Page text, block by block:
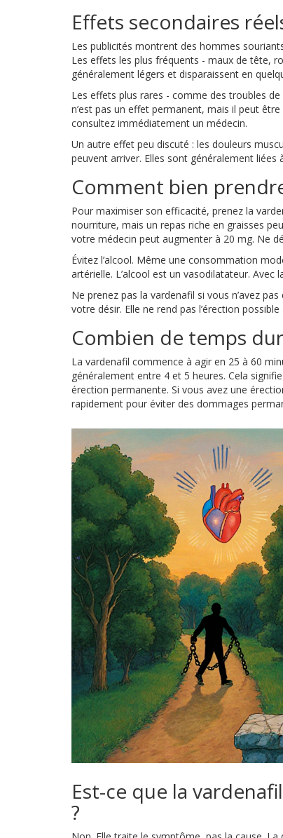
Effets secondaires
Les publicités montrent des hommes
Les effets les plus fréquents - maux de tête,
généralement légers et disparaissent en
Les effets plus rares - comme des troubles
n’est pas un effet permanent, mais il peut
consultez immédiatement un médecin.
Un autre effet peu discuté : les douleurs
peuvent arriver. Elles sont généralement liées
Comment bien
Pour maximiser son efficacité, prenez la
nourriture, mais un repas riche en graisses
votre médecin peut augmenter à 20 mg. Ne
Évitez l’alcool. Même une consommation
artérielle. L’alcool est un vasodilatateur. Avec
Ne prenez pas la vardenafil si vous n’avez
votre désir. Elle ne rend pas l’érection
Combien de temps
La vardenafil commence à agir en 25 à 60
généralement entre 4 et 5 heures. Cela
érection permanente. Si vous avez une
rapidement pour éviter des dommages
Est-ce que la
?